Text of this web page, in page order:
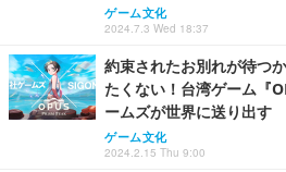
ゲーム文化
2024.7.3 Wed 18:37
約束されたお別れが待つ
たくない！台湾ゲーム『
ームズが世界に送り出す
ゲーム文化
2024.2.15 Thu 9:00